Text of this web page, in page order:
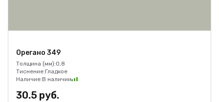
Орегано 349
Толщина (мм):0,8
Тиснение:Гладкое
Наличие:В наличии
30.5 руб.